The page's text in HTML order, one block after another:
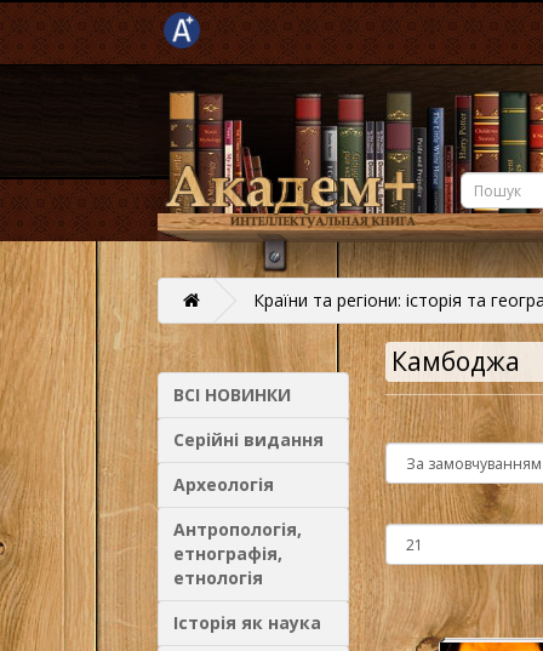
Країни та регіони: історія та
ВСІ НОВИНКИ
Серійні видання
Археологія
Антропологія,
етнографія,
етнологія
Історія як наука
Камбоджа